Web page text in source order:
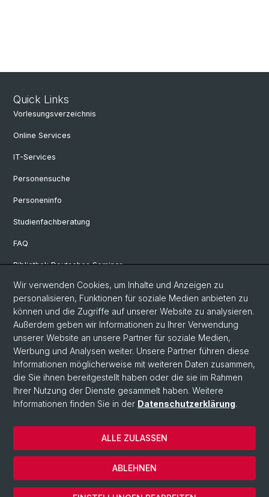
Quick Links
Vorlesungsverzeichnis
Online Services
IT-Services
Personensuche
Personeninfo
Studienfachberatung
FAQ
Bibliothek Deutsches Seminar
Neuere deutsche Literaturwissenschaft
Germanistische Mediävistik
Deutsche Sprachwissenschaft
© Universität Basel
Philosophisch-Historische Fakultät
Sprach- und Literaturwissenschaften
Home
Datenschutzerklärung
Wir verwenden Cookies, um Inhalte und Anzeigen zu
personalisieren, Funktionen für soziale Medien anbieten zu
können und die Zugriffe auf unserer Website zu analysieren.
Außerdem geben wir Informationen zu Ihrer Verwendung
unserer Website an unsere Partner für soziale Medien,
Werbung und Analysen weiter. Unsere Partner führen diese
Informationen möglicherweise mit weiteren Daten zusammen,
die Sie ihnen bereitgestellt haben oder die sie im Rahmen
Ihrer Nutzung der Dienste gesammelt haben. Weitere
Informationen finden Sie in der Datenschutzerklärung.
ABLEHNEN
ALLE ZULASSEN